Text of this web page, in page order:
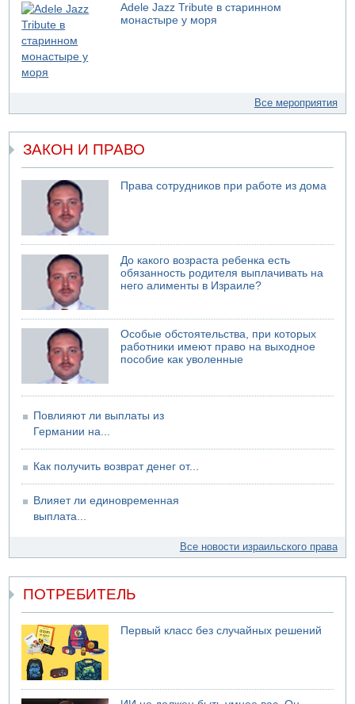
Adele Jazz Tribute в старинном
монастыре у моря
Все мероприятия
ЗАКОН И ПРАВО
Права сотрудников при работе из дома
До какого возраста ребенка есть
обязанность родителя выплачивать на
него алименты в Израиле?
Особые обстоятельства, при которых
работники имеют право на выходное
пособие как уволенные
Повлияют ли выплаты из
Германии на...
Как получить возврат денег от...
Влияет ли единовременная
выплата...
Все новости израильского права
ПОТРЕБИТЕЛЬ
Первый класс без случайных решений